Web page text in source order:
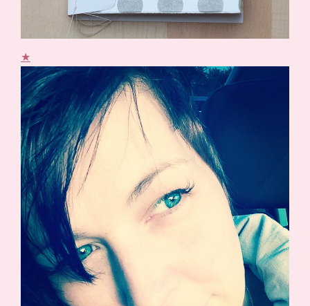
Suche Impressum Datenschutz
★